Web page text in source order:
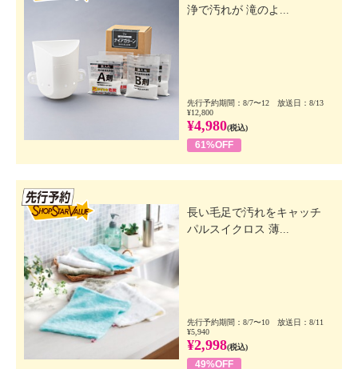
浄で汚れが 滝のよ...
先行予約期間：8/7〜12 放送日：8/13
¥12,800
¥4,980(税込)
61%OFF
長い毛足で汚れをキャッチ
パルスイクロス 薄...
先行予約期間：8/7〜10 放送日：8/11
¥5,940
¥2,998(税込)
49%OFF